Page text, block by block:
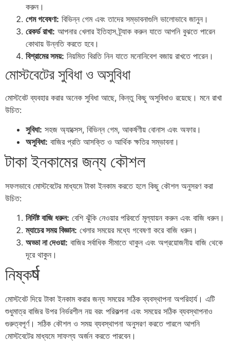
করুন।
গেম গবেষণা: বিভিন্ন গেম এবং তাদের সম্ভাবনাগুলি ভালোভাবে জানুন।
রেকর্ড রাখা: আপনার খেলার ইতিহাস ট্র্যাক করুন যাতে আপনি বুঝতে পারেন
কোথায় উন্নতি করতে হবে।
বিশ্রামের সময়: নিয়মিত বিরতি নিন যাতে মনোনিবেশ বজায় রাখতে পারেন।
মোস্টবেটের সুবিধা ও অসুবিধা
মোস্টবেট ব্যবহার করার অনেক সুবিধা আছে, কিন্তু কিছু অসুবিধাও রয়েছে। মনে রাখা
উচিত:
সুবিধা: সহজ অ্যাক্সেস, বিভিন্ন গেম, আকর্ষণীয় বোনাস এবং অফার।
অসুবিধা: বাজির প্রতি আসক্তি ও আর্থিক ক্ষতির সম্ভাবনা।
টাকা ইনকামের জন্য কৌশল
সফলভাবে মোস্টবেটের মাধ্যমে টাকা ইনকাম করতে হলে কিছু কৌশল অনুসরণ করা
উচিত:
নির্দিষ্ট বাজি ধরুন: বেশি ঝুঁকি নেওয়ার পরিবর্তে মূল্যায়ন করুন এবং বাজি ধরুন।
ম্যাচের সময় বিজ্ঞান: খেলার সময়ের মধ্যে গবেষণা করে বাজি ধরুন।
অড্ডা না দেওয়া: বাজির সর্বাধিক সীমাতে থাকুন এবং অপ্রয়োজনীয় বাজি থেকে
দূরে থাকুন।
নিষ্কर्ष
মোস্টবেট দিয়ে টাকা ইনকাম করার জন্য সময়ের সঠিক ব্যবস্থাপনা অপরিহার্য। এটি
শুধুমাত্র বাজির উপর নির্ভরশীল নয় বরং পরিকল্পনা এবং সময়ের সঠিক ব্যবস্থাপনাও
গুরুত্বপূর্ণ। সঠিক কৌশল ও সময় ব্যবস্থাপনা অনুসরণ করতে পারলে আপনি
মোস্টবেটের মাধ্যমে সাফল্য অর্জন করতে পারবেন।